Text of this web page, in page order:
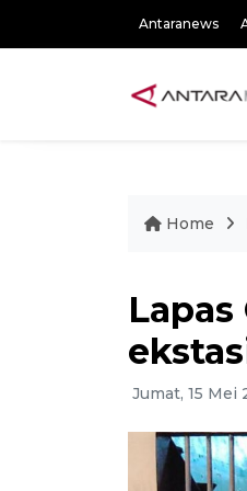
Antaranews
Home
Jumat, 15 Mei